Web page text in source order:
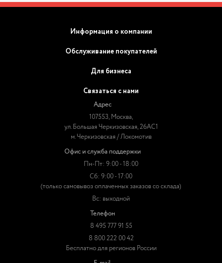
Информация о компании
Обслуживание покупателей
Для бизнеса
Связаться с нами
Адрес
107553, Москва,
ул. Большая Черкизовская, 26АС1
м. Черкизовская / Локомотив
Офис и служба поддержки
Пн-Пт: 9:00 - 18:00
Сб: 9:00 - 17:00
(только самовывоз оплаченных заказов со склада)
Вс: выходной
Телефон
8 495 777 91 55
8 800 222 00 42
Бесплатно для регионов России